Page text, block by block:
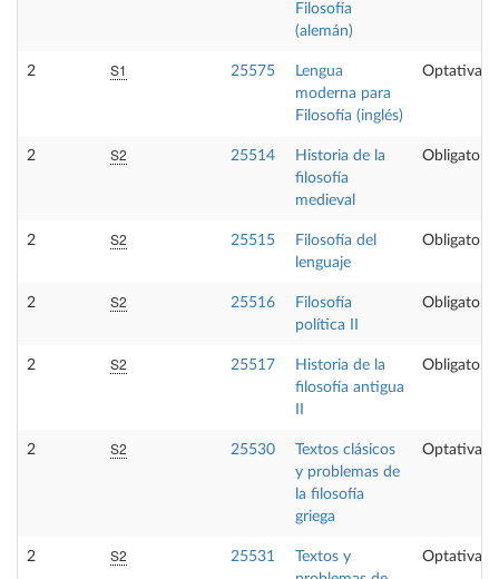
Filosofía
(alemán)
2 S1 25575
Lengua
moderna para
Filosofía (inglés)
Optativa
2 S2 25514
Historia de la
filosofía
medieval
Obligatoria
2 S2 25515
Filosofía del
lenguaje
Obligatoria
2 S2 25516
Filosofía
política II
Obligatoria
2 S2 25517
Historia de la
filosofía antigua
Obligatoria
2 S2 25530
Textos clásicos
y problemas de
la filosofía
griega
Optativa
2 S2 25531
Textos y
Optativa